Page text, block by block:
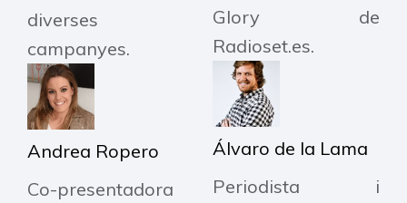
diverses
campanyes.
Andrea Ropero
Co-presentadora
Glory de
Radioset.es.
Álvaro de la Lama
Periodista i